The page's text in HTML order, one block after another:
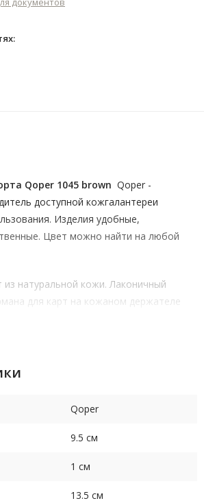
Qoper 1045 brown Qoper -
доступной кожгалантереи
Изделия удобные,
Цвет можно найти на любой
натуральной кожи. Лаконичный
для карт на кожаном держателе
Qoper
9.5 см
1 см
13.5 см